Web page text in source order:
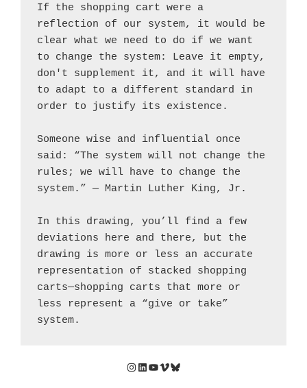
If the shopping cart were a
reflection of our system, it would be
clear what we need to do if we want
to change the system: Leave it empty,
don't supplement it, and it will have
to adapt to a different standard in
order to justify its existence.
Someone wise and influential once
said: “The system will not change the
rules; we will have to change the
system.” — Martin Luther King, Jr.
In this drawing, you’ll find a few
deviations here and there, but the
drawing is more or less an accurate
representation of stacked shopping
carts—shopping carts that more or
less represent a “give or take”
system.
Instagram
LinkedIn
YouTube
Vimeo
Bluesky